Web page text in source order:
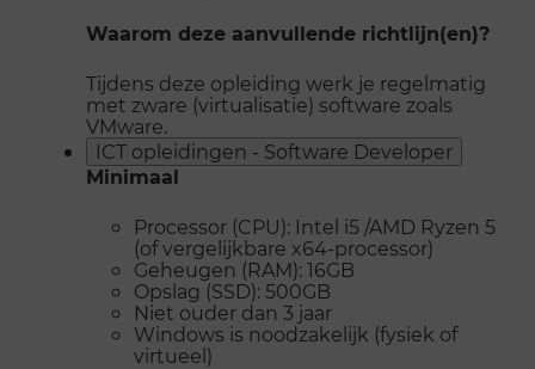
Waarom deze aanvullende richtlijn(en)?
Tijdens deze opleiding werk je regelmatig
met zware (virtualisatie) software zoals
VMware.
ICT opleidingen - Software Developer
Minimaal
Processor (CPU): Intel i5 /AMD Ryzen 5
(of vergelijkbare x64-processor)
Geheugen (RAM): 16GB
Opslag (SSD): 500GB
Niet ouder dan 3 jaar
Windows is noodzakelijk (fysiek of
virtueel)